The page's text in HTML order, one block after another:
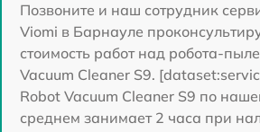
Позвоните и наш сотрудник
Viomi в Барнауле
стоимость работ над робота-
Vacuum Cleaner S9.
Robot Vacuum Cleaner S9 по
среднем занимает 2 часа при